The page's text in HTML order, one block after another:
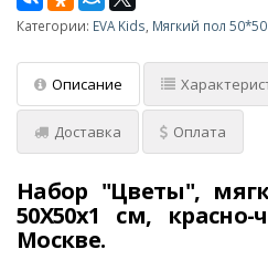
Категории: EVA Kids, Мягкий пол
Описание
Доставка Оплата
Набор "Цветы",
50Х50х1 см,
Москве.